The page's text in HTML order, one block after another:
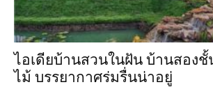
ไอเดียบ้านสวนในฝัน บ้านสองชั้
ไม้ บรรยากาศร่มรื่นน่าอยู่